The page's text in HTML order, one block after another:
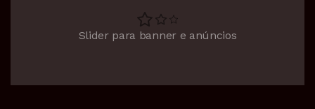
Slider para banner e anúncios